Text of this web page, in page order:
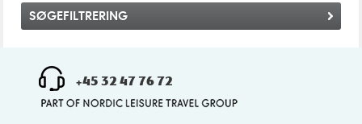
SØGEFILTRERING
+45 32 47 76 72